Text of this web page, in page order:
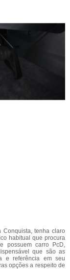
tenha claro
habitual que procura
possuem carro PcD,
que são as
e referência em seu
opções a respeito de